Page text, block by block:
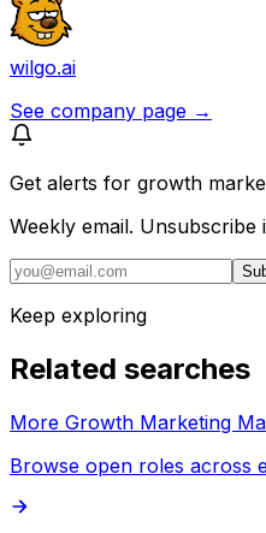
wilgo.ai
See company page →
Get alerts for growth
Weekly email. Unsubscribe
Keep exploring
Related searches
More Growth Marketing
Browse open roles across